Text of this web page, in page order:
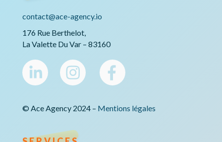
contact@ace-agency.io
176 Rue Berthelot,
La Valette Du Var – 83160
© Ace Agency 2024 – Mentions légales